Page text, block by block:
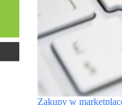
Zakupy w